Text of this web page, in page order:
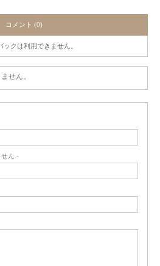
コメント (0)
ックは利用できません。
せん。
ん -